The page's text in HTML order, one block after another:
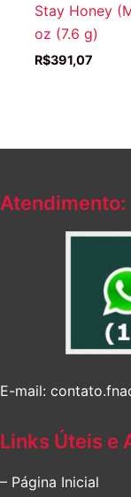
Stay Honey
oz (7.6 g)
R$391,07
Atendimento:
E-mail:
Links Úteis e
– Página Inicial